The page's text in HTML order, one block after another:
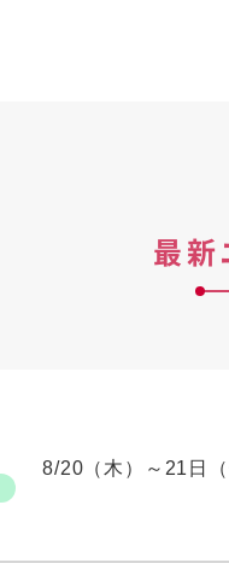
最新
8/20（木）～21日